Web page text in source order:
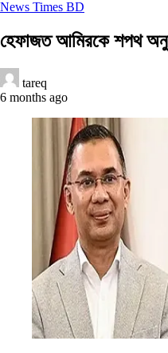
News Times BD
হেফাজত আমিরকে শপথ
tareq
6 months ago